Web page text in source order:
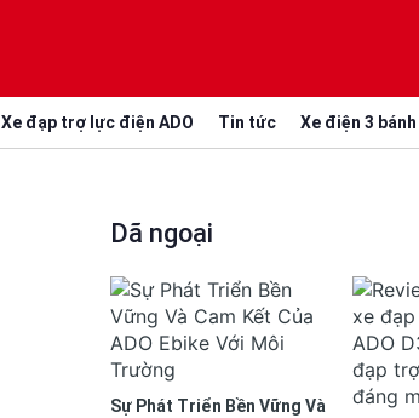
Xe đạp trợ lực điện ADO Tin tức Xe điện 3 bánh
Dã ngoại
Sự Phát Triển Bền Vững Và